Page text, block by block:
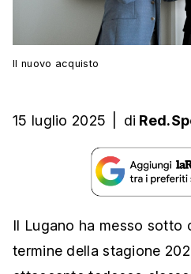
Il nuovo acquisto
15 luglio 2025 di
Il Lugano ha messo sotto
termine della stagione